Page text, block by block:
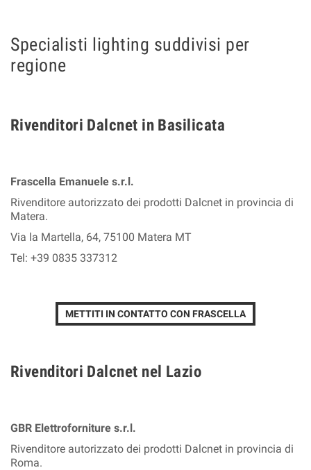
Specialisti lighting suddivisi per
regione
Rivenditori Dalcnet in Basilicata
Frascella Emanuele s.r.l.
Rivenditore autorizzato dei prodotti Dalcnet in provincia di
Matera.
Via la Martella, 64, 75100 Matera MT
Tel: +39 0835 337312
METTITI IN CONTATTO CON FRASCELLA
Rivenditori Dalcnet nel Lazio
GBR Elettroforniture s.r.l.
Rivenditore autorizzato dei prodotti Dalcnet in provincia di
Roma.